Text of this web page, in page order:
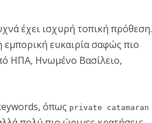
έχει ισχυρή τοπική πρόθεση.
εμπορική ευκαιρία σαφώς πιο
ΗΠΑ, Ηνωμένο Βασίλειο,
όπως private catamaran